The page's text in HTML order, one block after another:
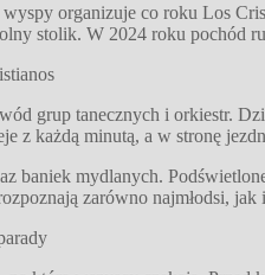
wyspy organizuje co roku Los
stolik. W 2024 roku pochód
grup tanecznych i orkiestr.
z każdą minutą, a w stronę
baniek mydlanych.
zarówno najmłodsi, jak